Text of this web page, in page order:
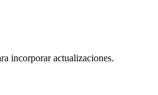
incorporar actualizaciones.